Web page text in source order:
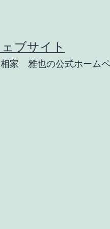
ブサイト
家 雅也の公式ホームペ